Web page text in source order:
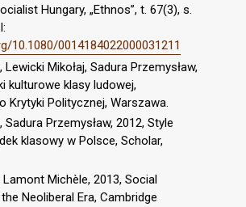
Hungary, „Ethnos”, t. 67(3), s.
10.1080/0014184022000031211
Lewicki Mikołaj, Sadura Przemysław,
kulturowe klasy ludowej,
Krytyki Politycznej, Warszawa.
Sadura Przemysław, 2012, Style
klasowy w Polsce, Scholar,
Lamont Michèle, 2013, Social
Neoliberal Era, Cambridge